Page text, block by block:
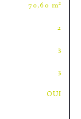
70,60 m²
2
3
3
OUI